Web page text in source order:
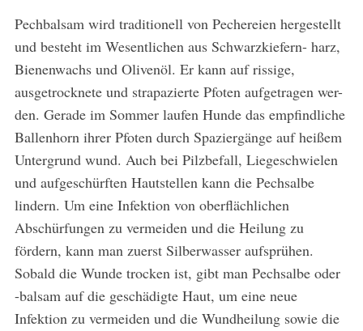
Pechbalsam wird traditionell von Pechereien hergestellt
und besteht im Wesentlichen aus Schwarzkiefern- harz,
Bienenwachs und Olivenöl. Er kann auf rissige,
ausgetrocknete und strapazierte Pfoten aufgetragen wer-
den. Gerade im Sommer laufen Hunde das empfindliche
Ballenhorn ihrer Pfoten durch Spaziergänge auf heißem
Untergrund wund. Auch bei Pilzbefall, Liegeschwielen
und aufgeschürften Hautstellen kann die Pechsalbe
lindern. Um eine Infektion von oberflächlichen
Abschürfungen zu vermeiden und die Heilung zu
fördern, kann man zuerst Silberwasser aufsprühen.
Sobald die Wunde trocken ist, gibt man Pechsalbe oder
-balsam auf die geschädigte Haut, um eine neue
Infektion zu vermeiden und die Wundheilung sowie die